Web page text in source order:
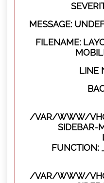
MESSAGE:
FILENAME:
LINE
/VAR/WWW/
SIDEBAR-
FUNCTION:
/VAR/WWW/